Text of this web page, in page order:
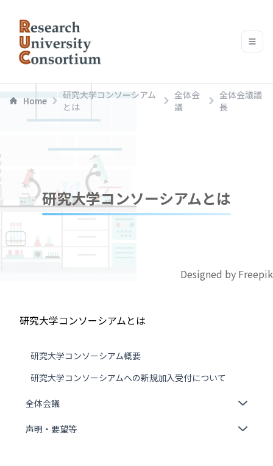
Home
研究大学コンソーシアム
とは
全体会
議
全体会議議
長
研究大学コンソーシアムとは
Designed by Freepik
研究大学コンソーシアムとは
研究大学コンソーシアム概要
研究大学コンソーシアムへの新規加入受付について
全体会議
声明・要望等